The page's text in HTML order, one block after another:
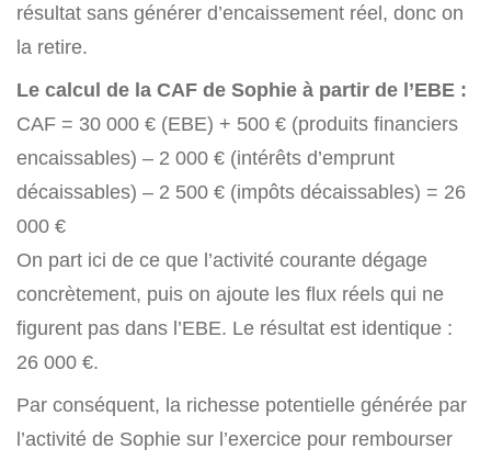
résultat sans générer d’encaissement réel, donc on
la retire.
Le calcul de la CAF de Sophie à partir de l’EBE :
CAF = 30 000 € (EBE) + 500 € (produits financiers
encaissables) – 2 000 € (intérêts d’emprunt
décaissables) – 2 500 € (impôts décaissables) = 26
000 €
On part ici de ce que l’activité courante dégage
concrètement, puis on ajoute les flux réels qui ne
figurent pas dans l’EBE. Le résultat est identique :
26 000 €.
Par conséquent, la richesse potentielle générée par
l’activité de Sophie sur l’exercice pour rembourser